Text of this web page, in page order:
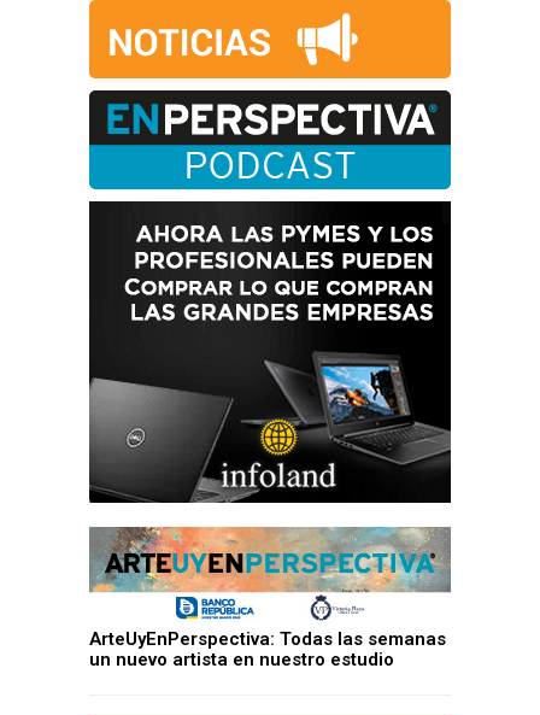
ArteUyEnPerspectiva: Todas las semanas
un nuevo artista en nuestro estudio